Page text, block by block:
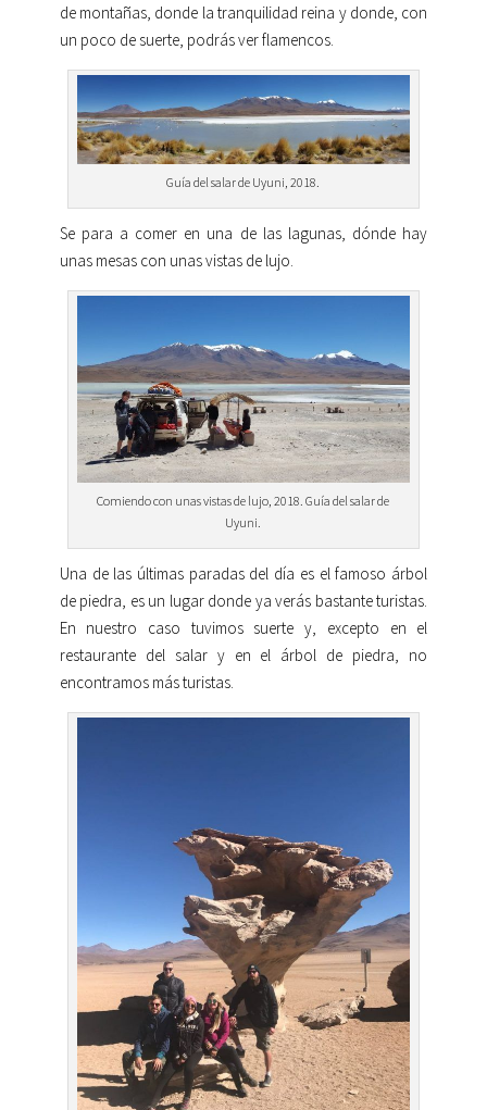
de montañas, donde la tranquilidad reina y donde, con
un poco de suerte, podrás ver flamencos.
Guía del salar de Uyuni, 2018.
Se para a comer en una de las lagunas, dónde hay
unas mesas con unas vistas de lujo.
Comiendo con unas vistas de lujo, 2018. Guía del salar de
Uyuni.
Una de las últimas paradas del día es el famoso árbol
de piedra, es un lugar donde ya verás bastante turistas.
En nuestro caso tuvimos suerte y, excepto en el
restaurante del salar y en el árbol de piedra, no
encontramos más turistas.